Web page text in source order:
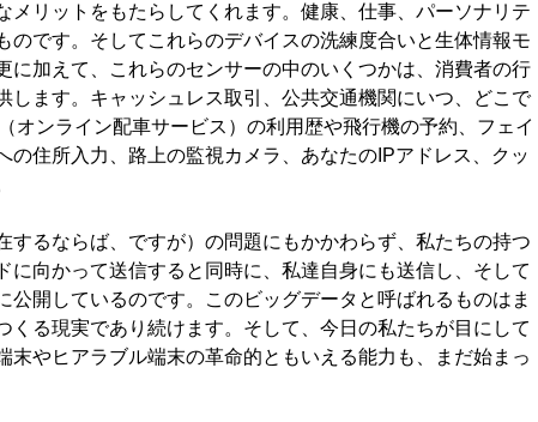
メリットをもたらしてくれます。健康、仕事、パーソナリテ
のです。そしてこれらのデバイスの洗練度合いと生体情報モ
に加えて、これらのセンサーの中のいくつかは、消費者の行
します。キャッシュレス取引、公共交通機関にいつ、どこで
オンライン配車サービス）の利用歴や飛行機の予約、フェイ
の住所入力、路上の監視カメラ、あなたのIPアドレス、クッ
するならば、ですが）の問題にもかかわらず、私たちの持つ
に向かって送信すると同時に、私達自身にも送信し、そして
公開しているのです。このビッグデータと呼ばれるものはま
くる現実であり続けます。そして、今日の私たちが目にして
末やヒアラブル端末の革命的ともいえる能力も、まだ始まっ